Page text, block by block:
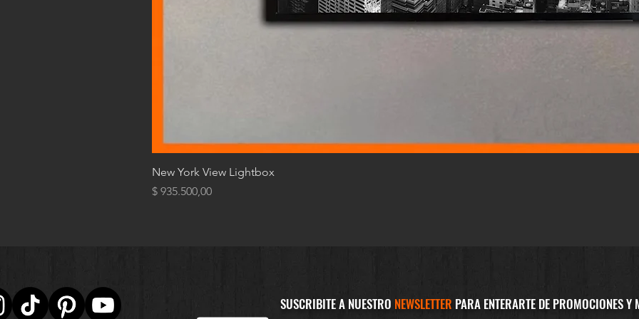
New York View Lightbox
Precio
$ 935.500,00
SUSCRIBITE A NUESTRO NEWSLETTER PARA ENTERARTE DE PROMOCIONES Y